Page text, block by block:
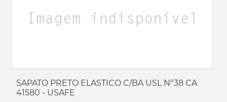
SAPATO PRETO ELASTICO C/BA USL Nº38 CA
41580 - USAFE